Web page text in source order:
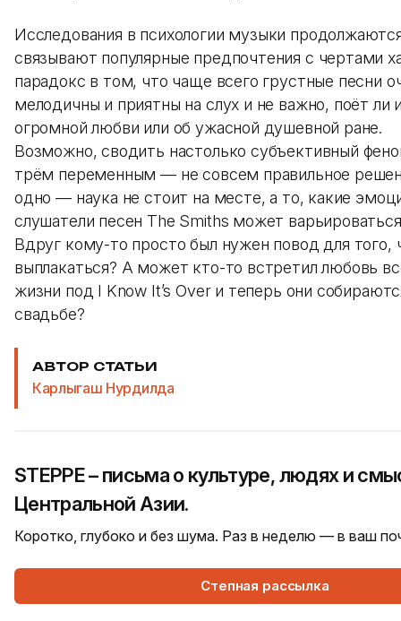
Исследования в психологии музыки
связывают популярные предпочтения с чертами
парадокс в том, что чаще всего грустные песни
мелодичны и приятны на слух и не важно, поёт ли
огромной любви или об ужасной душевной ране.
Возможно, сводить настолько субъективный
трём переменным — не совсем правильное
одно — наука не стоит на месте, а то, какие
слушатели песен The Smiths может
Вдруг кому-то просто был нужен повод для того,
выплакаться? А может кто-то встретил любовь
жизни под I Know It’s Over и теперь они
свадьбе?
АВТОР СТАТЬИ
Карлыгаш Нурдилда
STEPPE – письма о культуре, людях и
Центральной Азии.
Коротко, глубоко и без шума. Раз в неделю — в ваш
Степная рассылка